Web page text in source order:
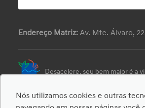
Endereço Matriz: Av. Mte. Álvaro,
Desacelere, seu bem maior é a
© Copyright 2026- AutoForce - Todos os
Nós utilizamos cookies e outras